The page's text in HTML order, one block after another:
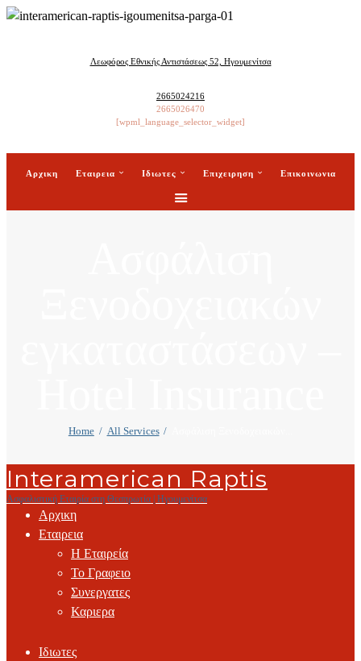
Λεωφόρος Εθνικής Αντιστάσεως 52, Ηγουμενίτσα
2665024216
2665026470
[wpml_language_selector_widget]
Αρχικη Εταιρεια Ιδιωτες Επιχειρηση Επικοινωνια
Home All Services
Interamerican Raptis
Ασφαλιστική Εταιρία στη Θεσπρωτία | Ηγουμενίτσα
Αρχικη
Εταιρεια
Η Εταιρεία
Το Γραφειο
Συνεργατες
Καριερα
Ιδιωτες